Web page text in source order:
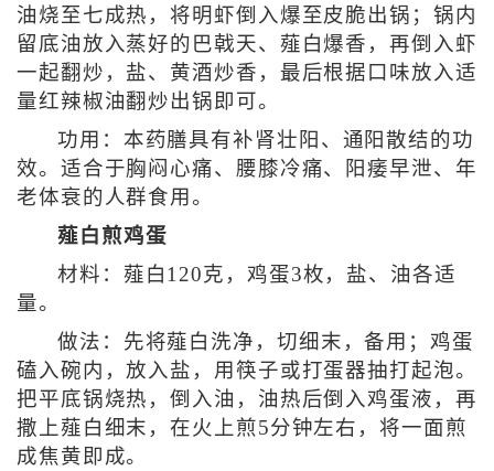
油烧至七成热，将明虾倒入爆至皮脆出锅；锅内
留底油放入蒸好的巴戟天、薤白爆香，再倒入虾
一起翻炒，盐、黄酒炒香，最后根据口味放入适
量红辣椒油翻炒出锅即可。
功用：本药膳具有补肾壮阳、通阳散结的功
效。适合于胸闷心痛、腰膝冷痛、阳痿早泄、年
老体衰的人群食用。
薤白煎鸡蛋
材料：薤白120克，鸡蛋3枚，盐、油各适
量。
做法：先将薤白洗净，切细末，备用；鸡蛋
磕入碗内，放入盐，用筷子或打蛋器抽打起泡。
把平底锅烧热，倒入油，油热后倒入鸡蛋液，再
撒上薤白细末，在火上煎5分钟左右，将一面煎
成焦黄即成。